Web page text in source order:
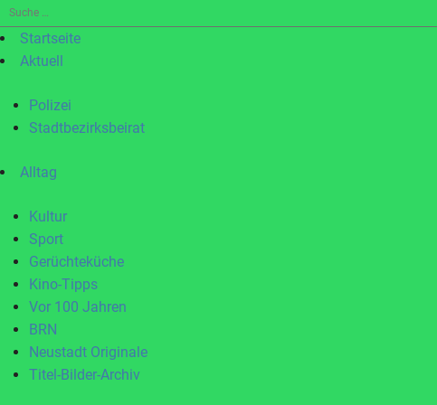
Suche
nach:Startseite
Aktuell
Polizei
Stadtbezirksbeirat
Alltag
Kultur
Sport
Gerüchteküche
Kino-Tipps
Vor 100 Jahren
BRN
Neustadt Originale
Titel-Bilder-Archiv